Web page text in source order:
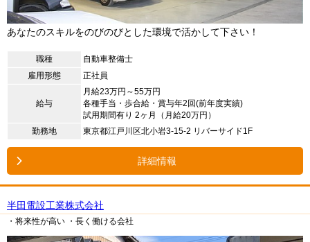
あなたのスキルをのびのびとした環境で活かして下さい！
職種
自動車整備士
雇用形態
正社員
給与
月給23万円～55万円
各種手当・歩合給・賞与年2回(前年度実績)
試用期間有り 2ヶ月（月給20万円）
勤務地
東京都江戸川区北小岩3-15-2 リバーサイド1F
詳細情報
半田電設工業株式会社
・将来性が高い ・長く働ける会社